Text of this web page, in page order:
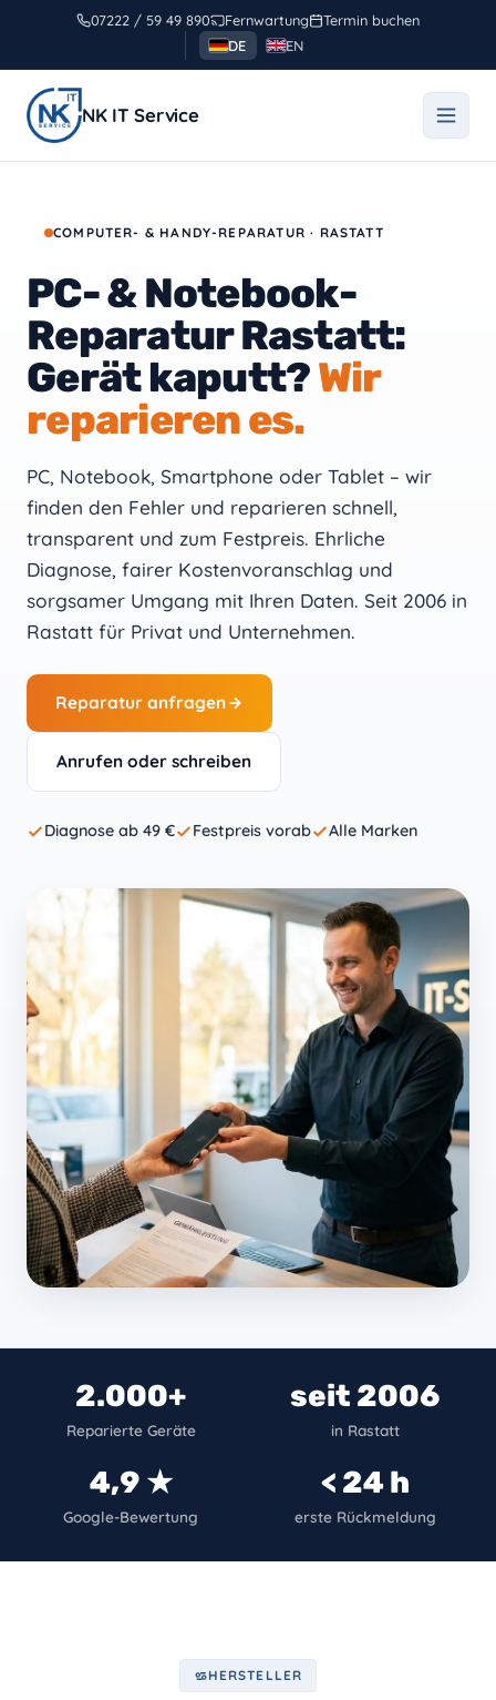
springen
07222 / 59 49 890 Fernwartung
Termin buchen
DE
EN
NK IT Service
COMPUTER- & HANDY-REPARATUR · RASTATT
PC- & Notebook-
Reparatur Rastatt:
Gerät kaputt?Wir
reparieren es.
PC, Notebook, Smartphone oder Tablet – wir
finden den Fehler und reparieren schnell,
transparent und zum Festpreis. Ehrliche
Diagnose, fairer Kostenvoranschlag und
sorgsamer Umgang mit Ihren Daten. Seit 2006 in
Rastatt für Privat und Unternehmen.
Reparatur anfragen
Anrufen oder schreiben
Diagnose ab 49 € Festpreis vorab Alle Marken
2.000+
Reparierte Geräte
seit 2006
in Rastatt
4,9 ★
Google-Bewertung
< 24 h
erste Rückmeldung
HERSTELLER